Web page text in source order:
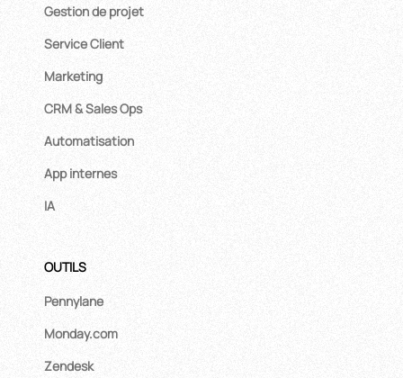
Gestion de projet
Service Client
Marketing
CRM & Sales Ops
Automatisation
App internes
IA
OUTILS
Pennylane
Monday.com
Zendesk